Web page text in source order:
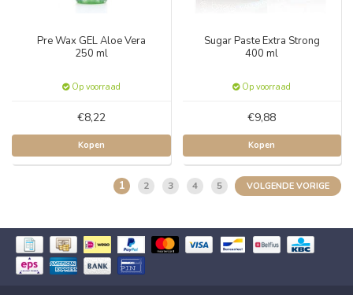
Pre Wax GEL Aloe Vera
250 ml
Op voorraad
€8,22
Kopen
Sugar Paste Extra Strong
400 ml
Op voorraad
€9,88
Kopen
1 2 3 4 5 VOLGENDE VORIGE